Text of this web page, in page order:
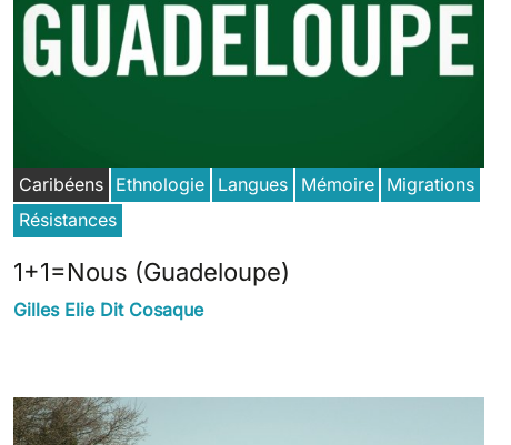
Caribéens Ethnologie Langues Mémoire
Migrations
Résistances
1+1=Nous (Guadeloupe)
Gilles Elie Dit Cosaque